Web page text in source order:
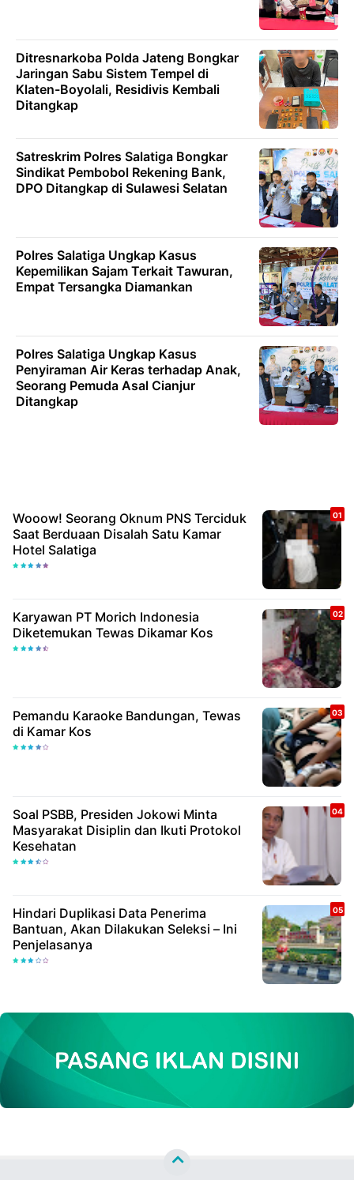
Ditresnarkoba Polda Jateng Bongkar
Jaringan Sabu Sistem Tempel di
Klaten-Boyolali, Residivis Kembali
Ditangkap
Satreskrim Polres Salatiga Bongkar
Sindikat Pembobol Rekening Bank,
DPO Ditangkap di Sulawesi Selatan
Polres Salatiga Ungkap Kasus
Kepemilikan Sajam Terkait Tawuran,
Empat Tersangka Diamankan
Polres Salatiga Ungkap Kasus
Penyiraman Air Keras terhadap Anak,
Seorang Pemuda Asal Cianjur
Ditangkap
Wooow! Seorang Oknum PNS Terciduk
Saat Berduaan Disalah Satu Kamar
Hotel Salatiga
Karyawan PT Morich Indonesia
Diketemukan Tewas Dikamar Kos
Pemandu Karaoke Bandungan, Tewas
di Kamar Kos
Soal PSBB, Presiden Jokowi Minta
Masyarakat Disiplin dan Ikuti Protokol
Kesehatan
Hindari Duplikasi Data Penerima
Bantuan, Akan Dilakukan Seleksi – Ini
Penjelasanya